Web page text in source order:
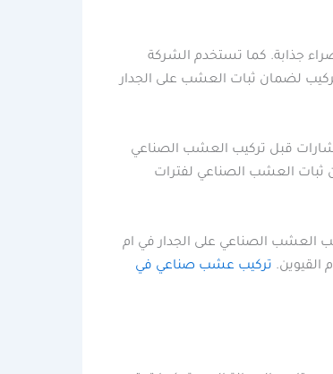
جذابة. كما تستخدم الشركة
لضمان ثبات العشب على الجدار
قبل تركيب العشب الصناعي
ثبات العشب الصناعي لفترات
العشب الصناعي على الجدار في ام
القيوين. تركيب عشب صناعي في